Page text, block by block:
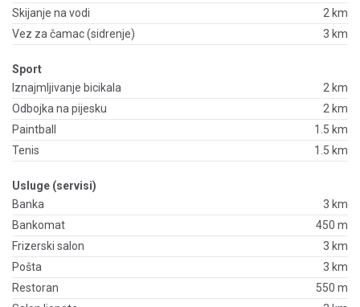
Skijanje na vodi
2 km
Vez za čamac (sidrenje)
3 km
Sport
Iznajmljivanje bicikala
2 km
Odbojka na pijesku
2 km
Paintball
1.5 km
Tenis
1.5 km
Usluge (servisi)
Banka
3 km
Bankomat
450 m
Frizerski salon
3 km
Pošta
3 km
Restoran
550 m